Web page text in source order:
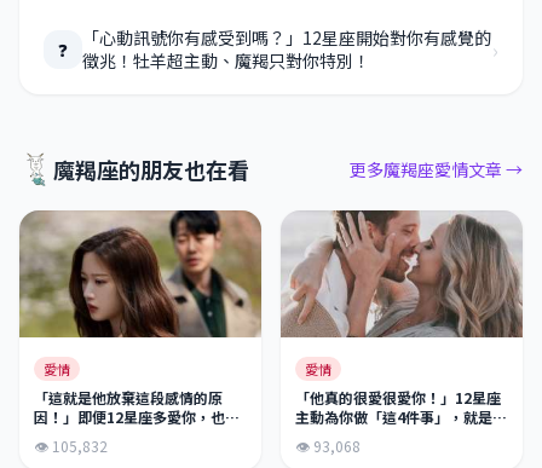
❓
「心動訊號你有感受到嗎？」12星座開始對你有感覺的
徵兆！牡羊超主動、魔羯只對你特別！
›
魔羯座的朋友也在看 更多魔羯座愛情文章 →
愛情
「這就是他放棄這段感情的原
因！」即便12星座多愛你，也會
因為「這個原因」放棄你！這理
由也太讓人傻眼了吧！
👁 105,832
愛情
「他真的很愛很愛你！」12星座
主動為你做「這4件事」，就是真
的愛你到無法自拔！別再懷疑他
對你的愛！
👁 93,068